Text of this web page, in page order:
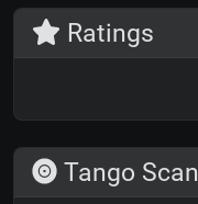
Ratings
Tango Scan